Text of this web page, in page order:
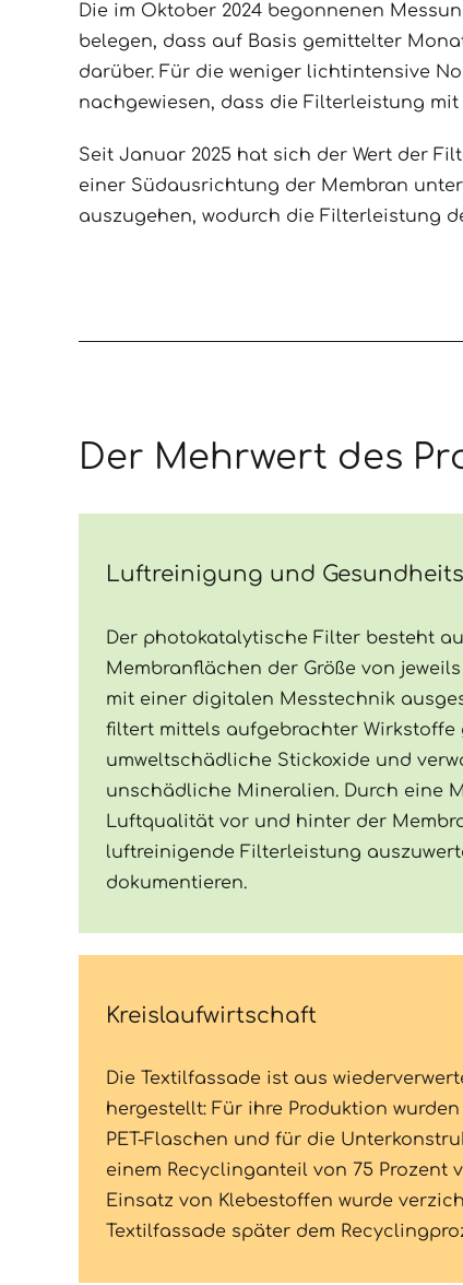
Die im Oktober 2024 begonnenen
belegen, dass auf Basis gemittelter
darüber. Für die weniger lichtintensive
nachgewiesen, dass die Filterleistung
Seit Januar 2025 hat sich der Wert der
einer Südausrichtung der Membran
auszugehen, wodurch die Filterleistung
Der Mehrwert des
Luftreinigung und
Der photokatalytische Filter besteht
Membranflächen der Größe von
mit einer digitalen Messtechnik
filtert mittels aufgebrachter Wirkstoffe
umweltschädliche Stickoxide und
unschädliche Mineralien. Durch eine
Luftqualität vor und hinter der
luftreinigende Filterleistung
dokumentieren.
Kreislaufwirtschaft
Die Textilfassade ist aus
hergestellt: Für ihre Produktion
PET-Flaschen und für die
einem Recyclinganteil von 75 Prozent
Einsatz von Klebestoffen wurde
Textilfassade später dem